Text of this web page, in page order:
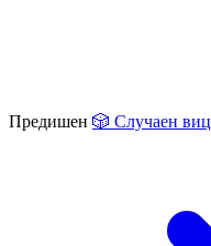
Предишен 🎲 Случаен виц